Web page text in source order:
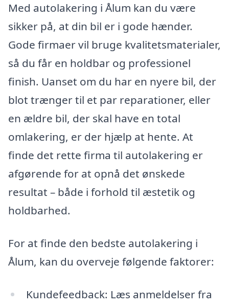
Med autolakering i Ålum kan du være
sikker på, at din bil er i gode hænder.
Gode firmaer vil bruge kvalitetsmaterialer,
så du får en holdbar og professionel
finish. Uanset om du har en nyere bil, der
blot trænger til et par reparationer, eller
en ældre bil, der skal have en total
omlakering, er der hjælp at hente. At
finde det rette firma til autolakering er
afgørende for at opnå det ønskede
resultat – både i forhold til æstetik og
holdbarhed.
For at finde den bedste autolakering i
Ålum, kan du overveje følgende faktorer:
Kundefeedback: Læs anmeldelser fra